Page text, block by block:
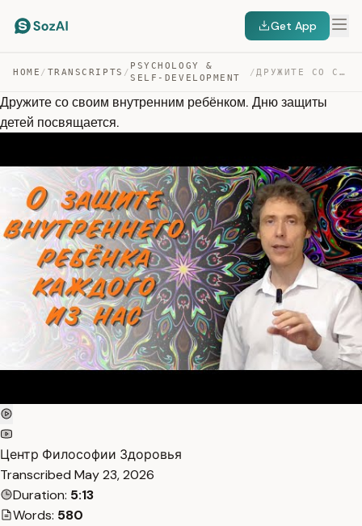
Get App
HOME / TRANSCRIPTS /
PSYCHOLOGY &
SELF-DEVELOPMENT
/ ДРУЖИТЕ СО СВОИМ ВНУТРЕННИМ РЕБЁНКОМ. ДНЮ ЗАЩИТЫ ДЕТЕЙ … — TRANSCRIPT
Дружите со своим внутренним ребёнком. Дню защиты
детей посвящается.
Центр Философии Здоровья
Transcribed May 23, 2026
Duration: 5:13
Words: 580